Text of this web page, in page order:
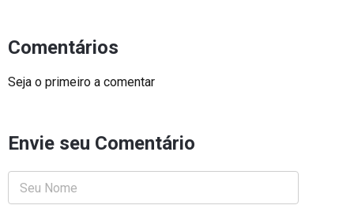
Comentários
Seja o primeiro a comentar
Envie seu Comentário